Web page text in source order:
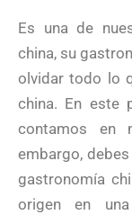
Es una de
china, su
olvidar todo lo
china. En
contamos en
embargo,
gastronomía
origen en